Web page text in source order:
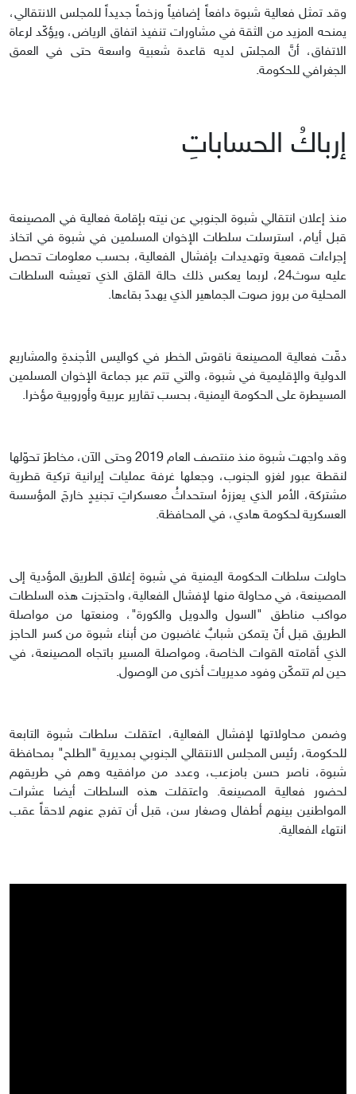
وقد تمثل فعالية شبوة دافعاً إضافياً وزخماً جديداً للمجلس الانتقالي،
يمنحه المزيد من الثقة في مشاورات تنفيذ اتفاق الرياض، ويؤكّد لرعاة
الاتفاق، أنَّ المجلسَ لديه قاعدة شعبية واسعة حتى في العمق
الجغرافي للحكومة.
إرباكُ الحساباتِ
منذ إعلان انتقالي شبوة الجنوبي عن نيته بإقامة فعالية في المصينعة
قبل أيام، استرسلت سلطات الإخوان المسلمين في شبوة في اتخاذ
إجراءات قمعية وتهديدات بإفشال الفعالية، بحسب معلومات تحصل
عليه سوث24، لربما يعكس ذلك حالة القلق الذي تعيشه السلطات
المحلية من بروز صوت الجماهير الذي يهددّ بقاءها.
دقّت فعالية المصينعة ناقوسَ الخطر في كواليس الأجندةِ والمشاريع
الدولية والإقليمية في شبوة، والتي تتم عبر جماعة الإخوان المسلمين
المسيطرة على الحكومة اليمنية، بحسب تقارير عربية وأوروبية مؤخرا.
وقد واجهت شبوة منذ منتصف العام 2019 وحتى الآن، مخاطرَ تحوّلها
لنقطة عبور لغزو الجنوب، وجعلها غرفة عمليات إيرانية تركية قطرية
مشتركة، الأمر الذي يعززهُ استحداثُ معسكراتِ تجنيدٍ خارجَ المؤسسة
العسكرية لحكومة هادي، في المحافظة.
حاولت سلطات الحكومة اليمنية في شبوة إغلاق الطريق المؤدية إلى
المصينعة، في محاولة منها لإفشال الفعالية، واحتجزت هذه السلطات
مواكب مناطق "السول والدويل والكورة"، ومنعتها من مواصلة
الطريق قبل أنّ يتمكن شبابٌ غاضبون من أبناء شبوة من كسر الحاجز
الذي أقامته القوات الخاصة، ومواصلة المسير باتجاه المصينعة، في
حين لم تتمكّن وفود مديريات أخرى من الوصول.
وضمن محاولاتها لإفشال الفعالية، اعتقلت سلطات شبوة التابعة
للحكومة، رئيس المجلس الانتقالي الجنوبي بمديرية "الطلح" بمحافظة
شبوة، ناصر حسن بامزعب، وعدد من مرافقيه وهم في طريقهم
لحضور فعالية المصينعة. واعتقلت هذه السلطات أيضا عشرات
المواطنين بينهم أطفال وصغار سن، قبل أن تفرج عنهم لاحقاً عقب
انتهاء الفعالية.